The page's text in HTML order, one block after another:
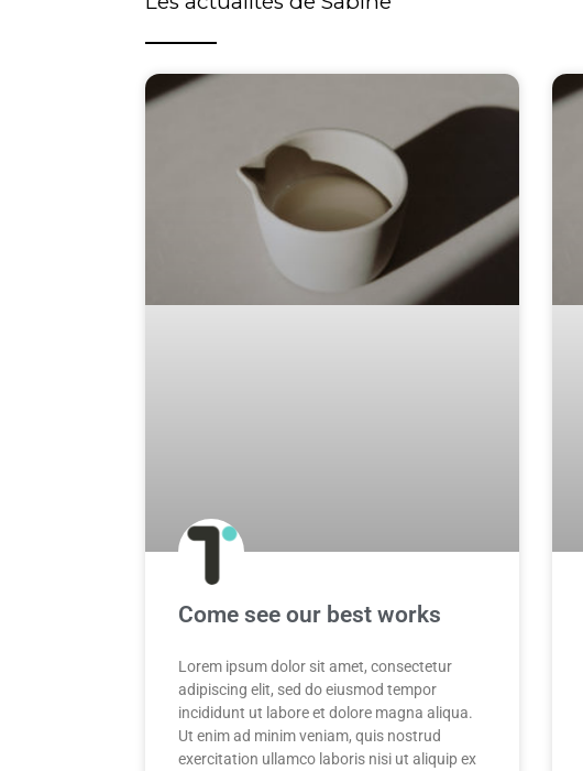
Come see our best works
Lorem ipsum dolor sit amet, consectetur
adipiscing elit, sed do eiusmod tempor
incididunt ut labore et dolore magna aliqua.
Ut enim ad minim veniam, quis nostrud
exercitation ullamco laboris nisi ut aliquip ex